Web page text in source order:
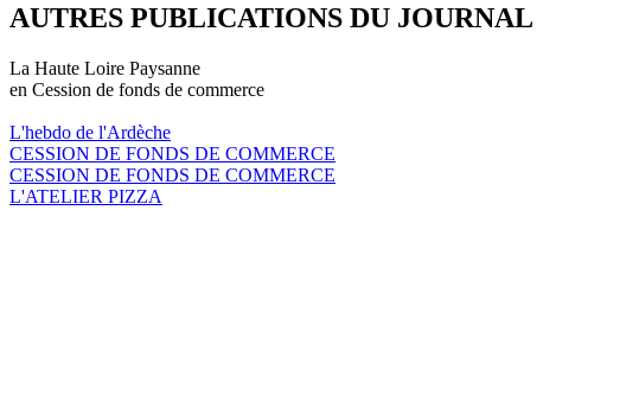
AUTRES PUBLICATIONS DU JOURNAL
La Haute Loire Paysanne
en Cession de fonds de commerce
L'hebdo de l'Ardèche
CESSION DE FONDS DE COMMERCE
CESSION DE FONDS DE COMMERCE
L'ATELIER PIZZA